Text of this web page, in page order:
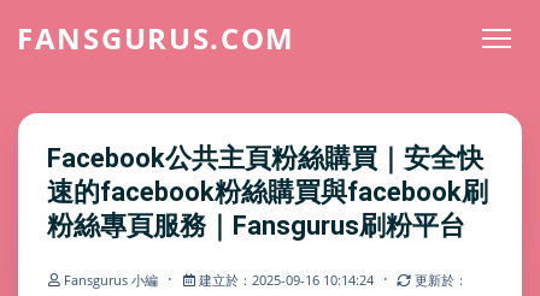
FANSGURUS.COM
Facebook公共主頁粉絲購買｜安全快
速的facebook粉絲購買與facebook刷
粉絲專頁服務｜Fansgurus刷粉平台
Fansgurus 小編 · 建立於：2025-09-16 10:14:24 ·
更新於：